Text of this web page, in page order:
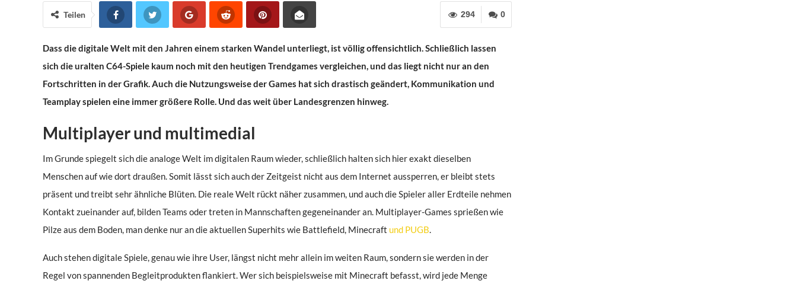
0
294
Teilen
Dass die digitale Welt mit den Jahren einem starken Wandel unterliegt, ist völlig offensichtlich. Schließlich lassen
sich die uralten C64-Spiele kaum noch mit den heutigen Trendgames vergleichen, und das liegt nicht nur an den
Fortschritten in der Grafik. Auch die Nutzungsweise der Games hat sich drastisch geändert, Kommunikation und
Teamplay spielen eine immer größere Rolle. Und das weit über Landesgrenzen hinweg.
Multiplayer und multimedial
Im Grunde spiegelt sich die analoge Welt im digitalen Raum wieder, schließlich halten sich hier exakt dieselben
Menschen auf wie dort draußen. Somit lässt sich auch der Zeitgeist nicht aus dem Internet aussperren, er bleibt stets
präsent und treibt sehr ähnliche Blüten. Die reale Welt rückt näher zusammen, und auch die Spieler aller Erdteile nehmen
Kontakt zueinander auf, bilden Teams oder treten in Mannschaften gegeneinander an. Multiplayer-Games sprießen wie
Pilze aus dem Boden, man denke nur an die aktuellen Superhits wie Battlefield, Minecraft und PUGB.
Auch stehen digitale Spiele, genau wie ihre User, längst nicht mehr allein im weiten Raum, sondern sie werden in der
Regel von spannenden Begleitprodukten flankiert. Wer sich beispielsweise mit Minecraft befasst, wird jede Menge